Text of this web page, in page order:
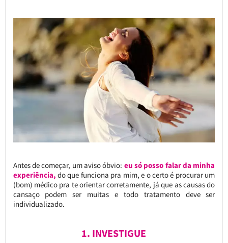
Antes de começar, um aviso óbvio: eu só posso falar da minha
experiência, do que funciona pra mim, e o certo é procurar um
(bom) médico pra te orientar corretamente, já que as causas do
cansaço podem ser muitas e todo tratamento deve ser
individualizado.
1. INVESTIGUE